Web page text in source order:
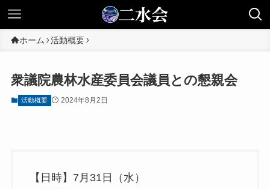
ホーム 活動概要
衆議院農林水産委員会議員との懇親会
活動概要 2024年8月2日
【日時】7月31日（水）